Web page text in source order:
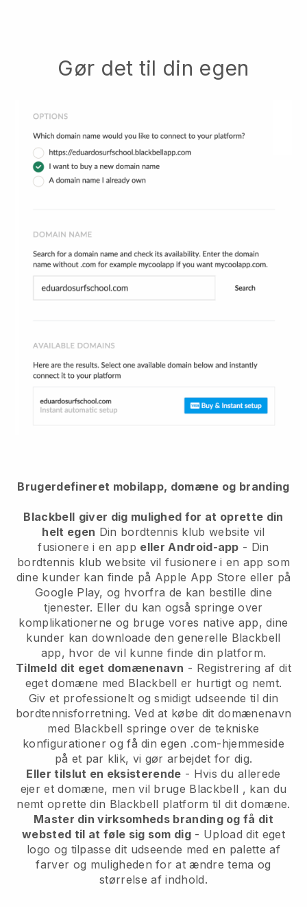
Gør det til din egen
Brugerdefineret mobilapp, domæne og branding
Blackbell giver dig mulighed for at oprette din
helt egen Din bordtennis klub website vil
fusionere i en app eller Android-app - Din
bordtennis klub website vil fusionere i en app som
dine kunder kan finde på Apple App Store eller på
Google Play, og hvorfra de kan bestille dine
tjenester. Eller du kan også springe over
komplikationerne og bruge vores native app, dine
kunder kan downloade den generelle Blackbell
app, hvor de vil kunne finde din platform.
Tilmeld dit eget domænenavn - Registrering af dit
eget domæne med Blackbell er hurtigt og nemt.
Giv et professionelt og smidigt udseende til din
bordtennisforretning. Ved at købe dit domænenavn
med Blackbell springe over de tekniske
konfigurationer og få din egen .com-hjemmeside
på et par klik, vi gør arbejdet for dig.
Eller tilslut en eksisterende - Hvis du allerede
ejer et domæne, men vil bruge Blackbell , kan du
nemt oprette din Blackbell platform til dit domæne.
Master din virksomheds branding og få dit
websted til at føle sig som dig - Upload dit eget
logo og tilpasse dit udseende med en palette af
farver og muligheden for at ændre tema og
størrelse af indhold.